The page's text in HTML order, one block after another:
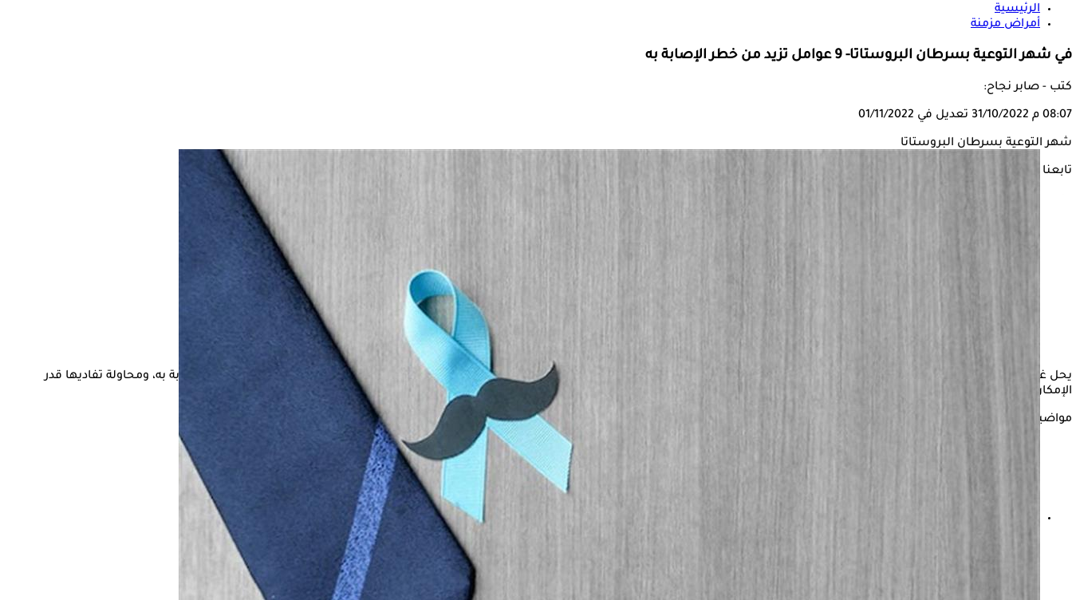
الرئيسية
أمراض مزمنة
في شهر التوعية بسرطان البروستاتا- 9 عوامل تزيد من خطر الإصابة به
كتب - صابر نجاح:
08:07 م 31/10/2022 تعديل في 01/11/2022
شهر التوعية بسرطان البروستاتا
تابعنا على
يحل غدًا الثلاثاء، أول أيام شهر التوعية بسرطان البروستاتا، أكثر أنواع السرطانات شيوعًا بين الرجال حول العالم، للوقاية منه، يجب معرفة أبرز العوامل التي تزيد من خطر الإصابة به، ومحاولة تفاديها قدر
الإمكان.
مواضيع ذات صلة